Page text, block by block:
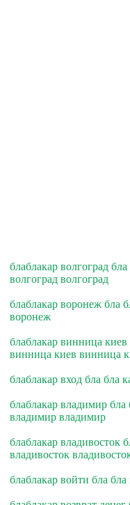
блаблакар волгоград
волгоград волгоград
блаблакар воронеж бла
воронеж
блаблакар винница
винница киев винница
блаблакар вход бла бла
блаблакар владимир
владимир владимир
блаблакар владивосток
владивосток
блаблакар войти бла